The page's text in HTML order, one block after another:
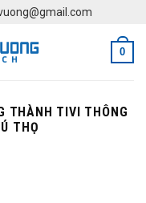
0
THÀNH TIVI THÔNG
THỌ